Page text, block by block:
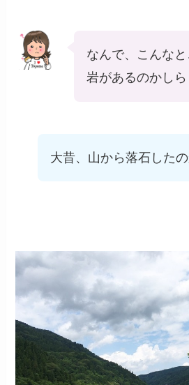
なんで、こんな
岩があるのかしら
大昔、山から落石したの